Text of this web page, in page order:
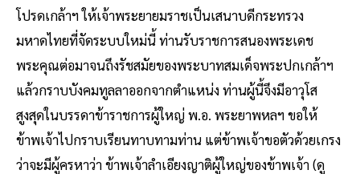
โปรดเกล้าฯ ให้เจ้าพระยายมราชเป็นเสนาบดีกระทรวง
มหาดไทยที่จัดระบบใหม่นี้ ท่านรับราชการสนองพระเดช
พระคุณต่อมาจนถึงรัชสมัยของพระบาทสมเด็จพระปกเกล้าฯ
แล้วกราบบังคมทูลลาออกจากตำแหน่ง ท่านผู้นี้จึงมีอาวุโส
สูงสุดในบรรดาข้าราชการผู้ใหญ่ พ.อ. พระยาพหลฯ ขอให้
ข้าพเจ้าไปกราบเรียนทาบทามท่าน แต่ข้าพเจ้าขอตัวด้วยเกรง
ว่าจะมีผู้ครหาว่า ข้าพเจ้าลำเอียงญาติผู้ใหญ่ของข้าพเจ้า (ดู